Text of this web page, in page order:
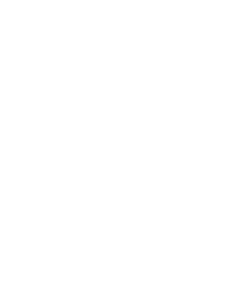
承攬」不在打詐範圍
自由時報